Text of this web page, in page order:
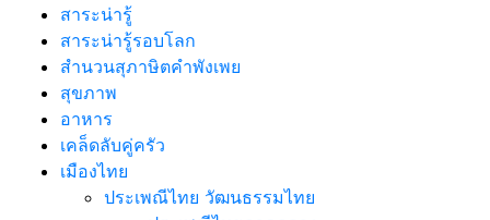
สาระน่ารู้
สาระน่ารู้รอบโลก
สำนวนสุภาษิตคำพังเพย
สุขภาพ
อาหาร
เคล็ดลับคู่ครัว
เมืองไทย
ประเพณีไทย วัฒนธรรมไทย